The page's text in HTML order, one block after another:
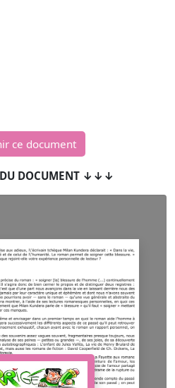
ce document
DOCUMENT ↓↓↓